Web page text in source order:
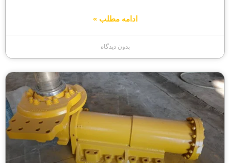
ادامه مطلب »
بدون دیدگاه